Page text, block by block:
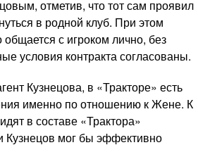
отметив, что тот сам проявил
в родной клуб. При этом
с игроком лично, без
условия контракта согласованы.
Кузнецова, в «Тракторе» есть
именно по отношению к Жене. К
в составе «Трактора»
Кузнецов мог бы эффективно